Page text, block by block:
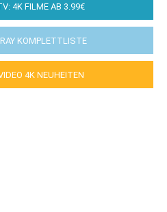
4K FILME AB 3.99€
KOMPLETTLISTE
4K NEUHEITEN